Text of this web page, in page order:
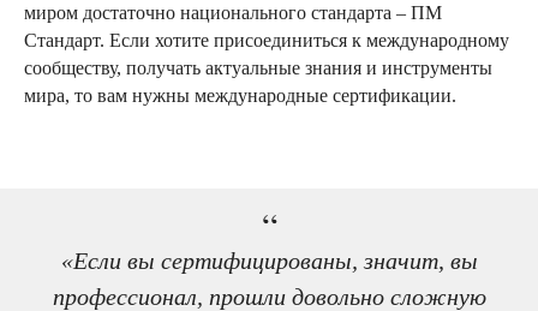
миром достаточно национального стандарта – ПМ
Стандарт. Если хотите присоединиться к международному
сообществу, получать актуальные знания и инструменты
мира, то вам нужны международные сертификации.
“
«Если вы сертифицированы, значит, вы
профессионал, прошли довольно сложную